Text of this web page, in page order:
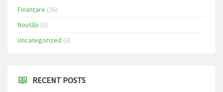
Finanțare (26)
Noutăți (2)
Uncategorized (3)
RECENT POSTS